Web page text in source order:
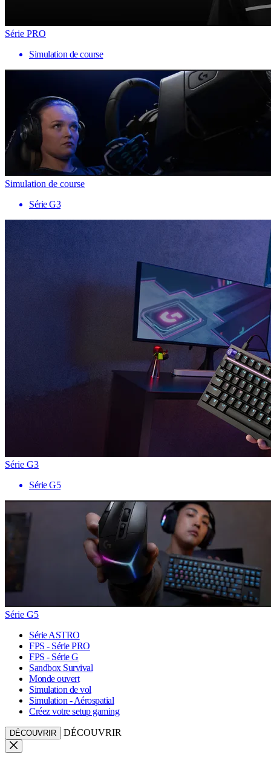
Série PRO
Simulation de course
Simulation de course
Série G3
Série G3
Série G5
Série G5
Série ASTRO
FPS - Série PRO
FPS - Série G
Sandbox Survival
Monde ouvert
Simulation de vol
Simulation - Aérospatial
Créez votre setup gaming
DÉCOUVRIR DÉCOUVRIR